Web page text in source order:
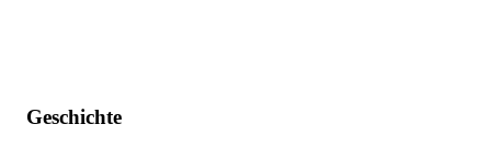
Geschichte